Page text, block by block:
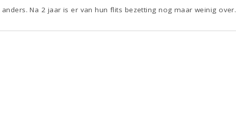
Na 2 jaar is er van hun flits bezetting nog maar weinig over.